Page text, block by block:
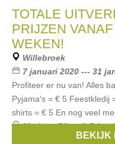
TOTALE
PRIJZEN
WEKEN!
Willebroek
7 januari 2020 --- 31
Profiteer er nu van! Alles
Pyjama's = € 5 Feestkledij
shirts = € 5 En nog veel
Merken:Filou &
BEKIJK